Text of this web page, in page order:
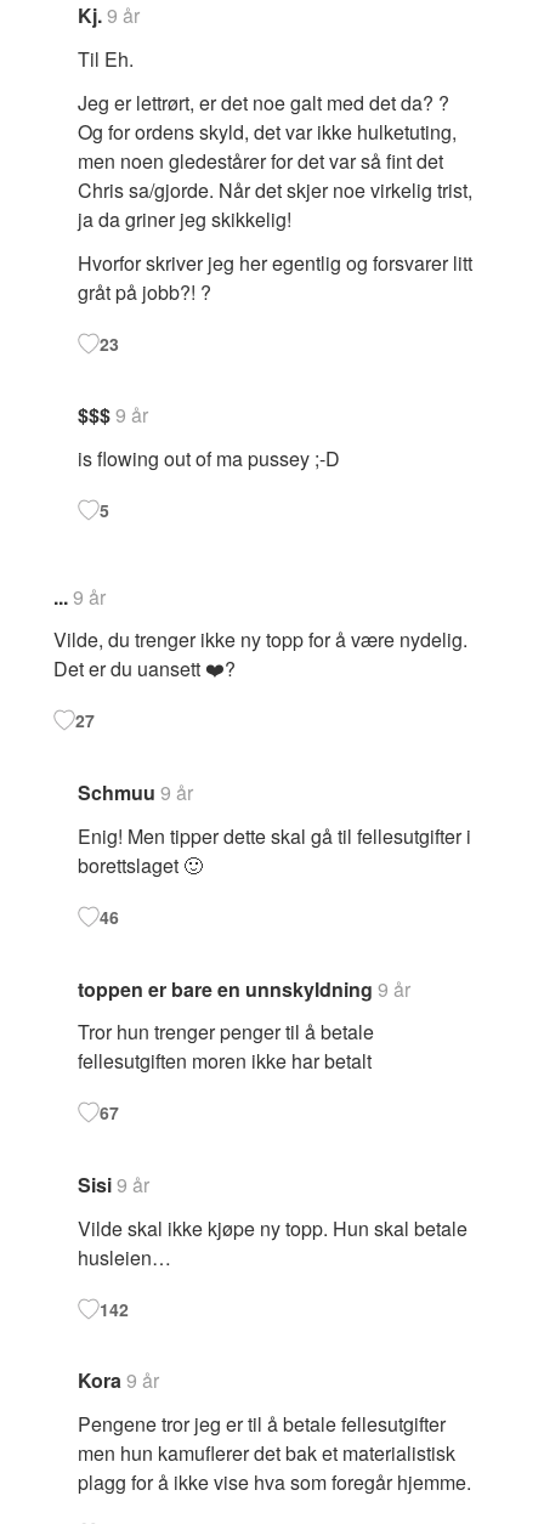
Kj.9 år
Til Eh.
Jeg er lettrørt, er det noe galt med det da? ?
Og for ordens skyld, det var ikke hulketuting,
men noen gledestårer for det var så fint det
Chris sa/gjorde. Når det skjer noe virkelig trist,
ja da griner jeg skikkelig!
Hvorfor skriver jeg her egentlig og forsvarer litt
gråt på jobb?! ?
23
$$$9 år
is flowing out of ma pussey ;-D
5
...9 år
Vilde, du trenger ikke ny topp for å være nydelig.
Det er du uansett ❤️?
27
Schmuu 9 år
Enig! Men tipper dette skal gå til fellesutgifter i
borettslaget 🙂
46
toppen er bare en unnskyldning 9 år
Tror hun trenger penger til å betale
fellesutgiften moren ikke har betalt
67
Sisi9 år
Vilde skal ikke kjøpe ny topp. Hun skal betale
husleien…
142
Kora9 år
Pengene tror jeg er til å betale fellesutgifter
men hun kamuflerer det bak et materialistisk
plagg for å ikke vise hva som foregår hjemme.